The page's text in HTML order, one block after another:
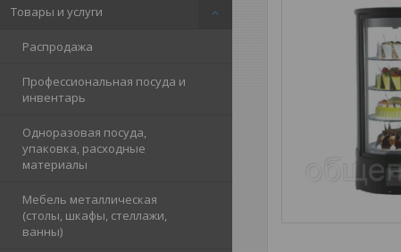
Товары и услуги
Распродажа
Профессиональная посуда и
инвентарь
Одноразовая посуда,
упаковка, расходные
материалы
Мебель металлическая
(столы, шкафы, стеллажи,
ванны)